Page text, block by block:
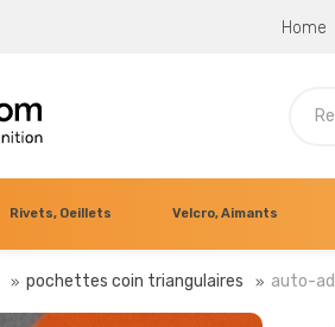
Home
Rivets, Oeillets Velcro, Aimants
pochettes coin triangulaires auto-